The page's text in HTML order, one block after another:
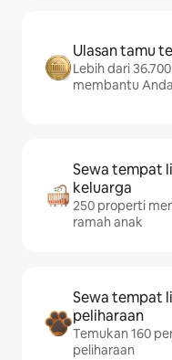
Ulasan tamu
Lebih dari
membantu
Sewa tempat
keluarga
250 properti
ramah anak
Sewa tempat
peliharaan
Temukan 160
peliharaan